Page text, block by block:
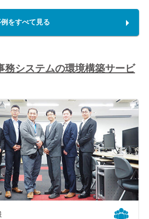
をすべて見る
務システムの環境構築サービ